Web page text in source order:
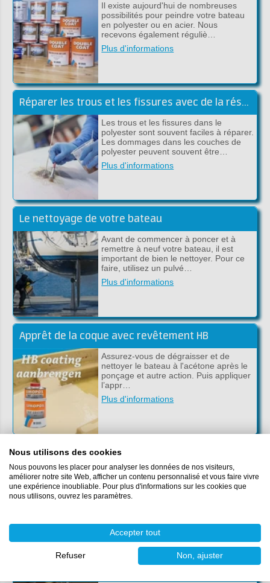
Il existe aujourd'hui de nombreuses
possibilités pour peindre votre bateau
en polyester ou en acier. Nous
recevons également réguliè…
Plus d'informations
Réparer les trous et les fissures avec de la résine de polyester
Les trous et les fissures dans le
polyester sont souvent faciles à réparer.
Les dommages dans les couches de
polyester peuvent souvent être…
Plus d'informations
Le nettoyage de votre bateau
Avant de commencer à poncer et à
remettre à neuf votre bateau, il est
important de bien le nettoyer. Pour ce
faire, utilisez un pulvé…
Plus d'informations
Apprêt de la coque avec revêtement HB
Assurez-vous de dégraisser et de
nettoyer le bateau à l'acétone après le
ponçage et autre action. Puis appliquer
l’appr…
Plus d'informations
Poncer votre bateau
Avant de pouvoir appliquer une
peinture sur votre bateau, celle-ci doit
être soigneusement poncée. Dans cet
Nous utilisons des cookies
Nous pouvons les placer pour analyser les données de nos visiteurs,
améliorer notre site Web, afficher un contenu personnalisé et vous faire vivre
une expérience inoubliable. Pour plus d'informations sur les cookies que
nous utilisons, ouvrez les paramètres.
Accepter tout
Refuser Non, ajuster